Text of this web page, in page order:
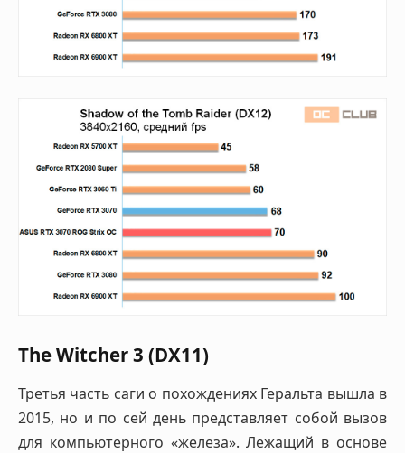
The Witcher 3 (DX11)
Третья часть саги о похождениях Геральта вышла в
2015, но и по сей день представляет собой вызов
для компьютерного «железа». Лежащий в основе